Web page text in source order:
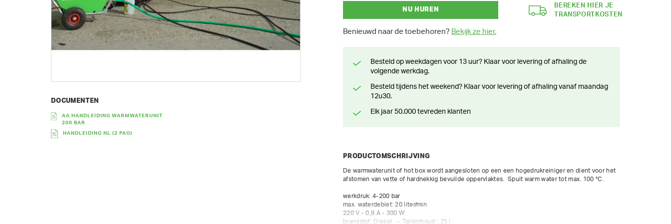
DOCUMENTEN
AA HANDLEIDING WARMWATERUNIT
200 BAR
HANDLEIDING NL (2 PAG)
NU HUREN
Benieuwd naar de toebehoren? Bekijk ze hier.
BEREKEN HIER JE
TRANSPORTKOSTEN
Besteld op weekdagen voor 13 uur? Klaar voor levering of afhaling de
volgende werkdag.
Besteld tijdens het weekend? Klaar voor levering of afhaling vanaf maandag
12u30.
Elk jaar 50.000 tevreden klanten
PRODUCTOMSCHRIJVING
De warmwaterunit of hot box wordt aangesloten op een een hogedrukreiniger en dient voor het
afstomen van vette of hardnekkig bevuilde oppervlaktes.  Spuit warm water tot max. 100 °C.
werkdruk: 4-200 bar
max. waterdebiet: 20 liter/min
220 V - 0,8 A - 300 W
brandstof: Diesel  -- Tankinhoud : 25 l